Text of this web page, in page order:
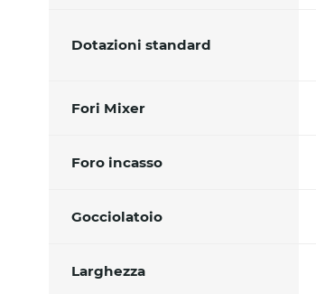
Dotazioni standard
Fori Mixer
Foro incasso
Gocciolatoio
Larghezza